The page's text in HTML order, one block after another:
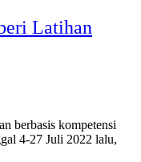
Latihan
berbasis kompetensi
4-27 Juli 2022 lalu,